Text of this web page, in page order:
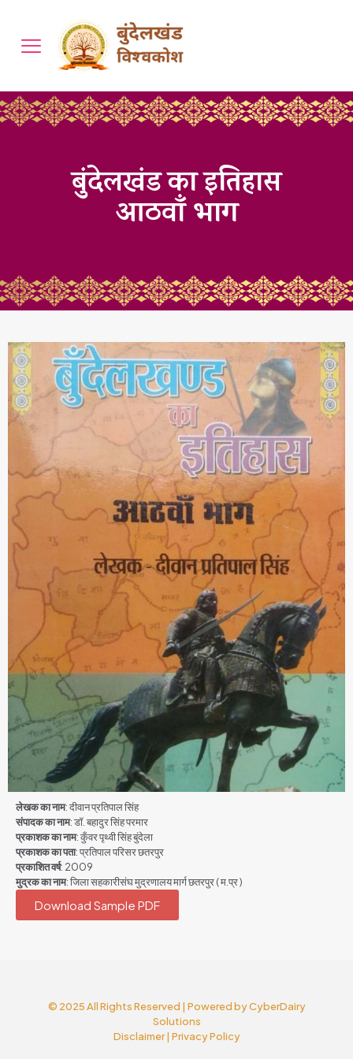
बुंदेलखंड का इतिहास
आठवाँ भाग
लेखक का नाम: दीवान प्रतिपाल सिंह
संपादक का नाम: डॉ. बहादुर सिंह परमार
प्रकाशक का नाम: कुँवर पृथ्वी सिंह बुंदेला
प्रकाशक का पता: प्रतिपाल परिसर छतरपुर
प्रकाशित वर्ष: 2009
मुद्रक का नाम: जिला सहकारीसंघ मुद्रणालय मार्ग छतरपुर ( म.प्र )
Download Sample PDF
© 2025 All Rights Reserved | Powered byCyberDairy
Solutions
Disclaimer| Privacy Policy